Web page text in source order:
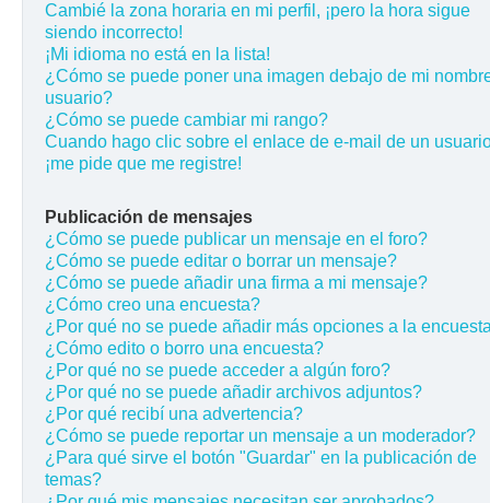
Cambié la zona horaria en mi perfil, ¡pero la hora sigue
siendo incorrecto!
¡Mi idioma no está en la lista!
¿Cómo se puede poner una imagen debajo de mi
usuario?
¿Cómo se puede cambiar mi rango?
Cuando hago clic sobre el enlace de e-mail de un
¡me pide que me registre!
Publicación de mensajes
¿Cómo se puede publicar un mensaje en el foro?
¿Cómo se puede editar o borrar un mensaje?
¿Cómo se puede añadir una firma a mi mensaje?
¿Cómo creo una encuesta?
¿Por qué no se puede añadir más opciones a la
¿Cómo edito o borro una encuesta?
¿Por qué no se puede acceder a algún foro?
¿Por qué no se puede añadir archivos adjuntos?
¿Por qué recibí una advertencia?
¿Cómo se puede reportar un mensaje a un moderador?
¿Para qué sirve el botón "Guardar" en la publicación de
temas?